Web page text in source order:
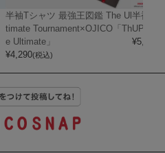
半袖Tシャツ 最強王図鑑 The Ul
timate Tournament×OJICO「Th
e Ultimate」
¥4,290(税込)
半袖T
UPER
¥5,720